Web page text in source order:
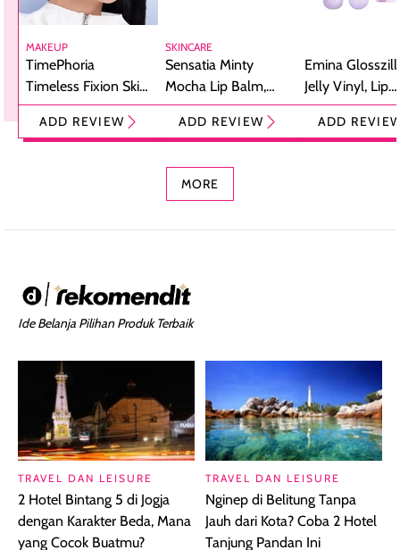
MAKEUP
TimePhoria
Timeless Fixion Skin
Tint Stick,
Foundation dan
ADD REVIEW
SKINCARE
Sensatia Minty
Mocha Lip Balm,
Pelembap Bibir
dengan Aroma
ADD REVIEW
Emina
Jelly Vinyl, Lip
Cream Glossy
Ringan
ADD
MORE
Ide Belanja Pilihan Produk Terbaik
TRAVEL DAN LEISURE
2 Hotel Bintang 5 di Jogja
dengan Karakter Beda, Mana
yang Cocok Buatmu?
TRAVEL DAN LEISURE
Nginep di Belitung Tanpa
Jauh dari Kota? Coba 2 Hotel
Tanjung Pandan Ini